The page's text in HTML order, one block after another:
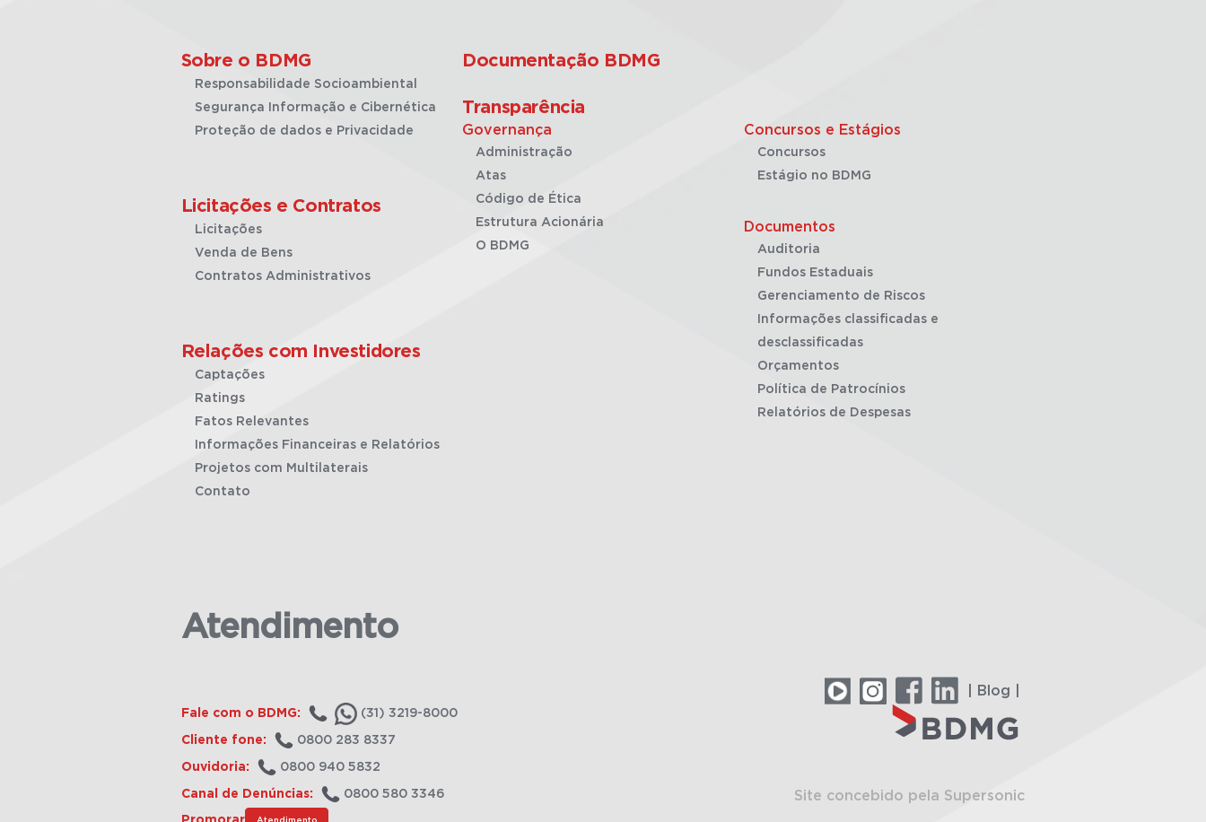
Sobre o BDMG
Responsabilidade Socioambiental
Segurança Informação e Cibernética
Proteção de dados e Privacidade
Licitações e Contratos
Licitações
Venda de Bens
Contratos Administrativos
Relações com Investidores
Captações
Ratings
Fatos Relevantes
Informações Financeiras e Relatórios
Projetos com Multilaterais
Contato
Documentação BDMG
Transparência
Governança
Administração
Atas
Código de Ética
Estrutura Acionária
O BDMG
Concursos e Estágios
Concursos
Estágio no BDMG
Documentos
Auditoria
Fundos Estaduais
Gerenciamento de Riscos
Informações classificadas e
desclassificadas
Orçamentos
Política de Patrocínios
Relatórios de Despesas
Atendimento
Fale com o BDMG: (31) 3219-8000
Cliente fone: 0800 283 8337
Ouvidoria: 0800 940 5832
Canal de Denúncias: 0800 580 3346
Atendimento
| Blog |
Site concebido pela Supersonic